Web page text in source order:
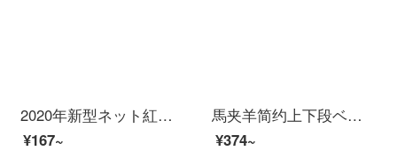
2020年新型ネット紅ページケス小学生シンプルで可愛い大容量女子文具箱中学生ins日系ファッション韓国高顔値天女少女鉛筆箱文具小熊（懐中時計タイプ）ピンク
¥167~
馬夹羊简约上下段ベッドシーツカバー三点セット寮シングルベッドネット赤いベッドの上に四点セットの寝室布団セットは全部で0.9 m 1.2 mベッドノルウェー-ZF学生寮3点セット/布団カバー150 x 200)
¥374~